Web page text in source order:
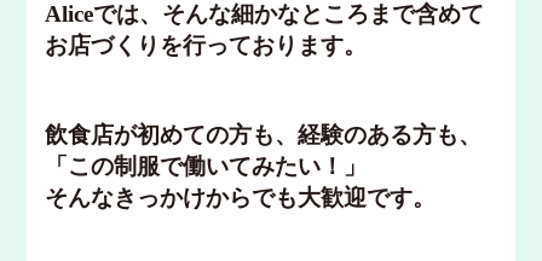
Aliceでは、そんな細かなところまで含めて
お店づくりを行っております。
飲食店が初めての方も、経験のある方も、
「この制服で働いてみたい！」
そんなきっかけからでも大歓迎です。